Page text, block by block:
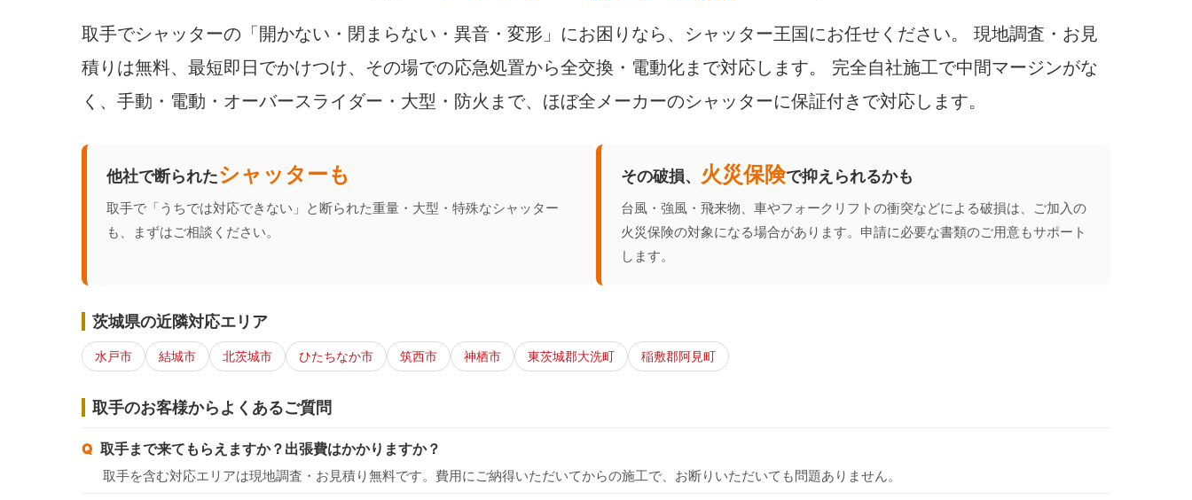
取手でシャッターの「開かない・閉まらない・異音・変形」にお困りなら、シャッター王国にお任せください。 現地調査・お見
積りは無料、最短即日でかけつけ、その場での応急処置から全交換・電動化まで対応します。 完全自社施工で中間マージンがな
く、手動・電動・オーバースライダー・大型・防火まで、ほぼ全メーカーのシャッターに保証付きで対応します。
他社で断られたシャッターも
取手で「うちでは対応できない」と断られた重量・大型・特殊なシャッター
も、まずはご相談ください。
その破損、 火災保険で抑えられるかも
台風・強風・飛来物、車やフォークリフトの衝突などによる破損は、ご加入の
火災保険の対象になる場合があります。申請に必要な書類のご用意もサポート
します。
茨城県の近隣対応エリア
水戸市 結城市 北茨城市 ひたちなか市 筑西市 神栖市 東茨城郡大洗町 稲敷郡阿見町
取手のお客様からよくあるご質問
取手まで来てもらえますか？出張費はかかりますか？
取手を含む対応エリアは現地調査・お見積り無料です。費用にご納得いただいてからの施工で、お断りいただいても問題ありません。